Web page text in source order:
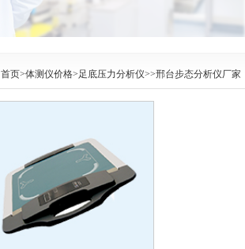
首页>体测仪价格>足底压力分析仪>>邢台步态分析仪厂家